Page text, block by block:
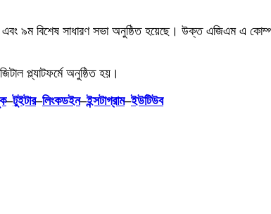
৯ম বিশেষ সাধারণ সভা অনুষ্ঠিত হয়েছে। উক্ত এজিএম এ
প্ল্যাটফর্মে অনুষ্ঠিত হয়।
–টুইটার–লিংকডইন–ইন্সটাগ্রাম–ইউটিউব